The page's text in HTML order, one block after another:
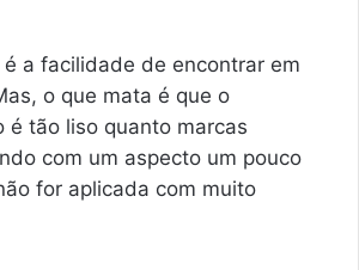
a facilidade de encontrar em
o que mata é que o
é tão liso quanto marcas
com um aspecto um pouco
for aplicada com muito